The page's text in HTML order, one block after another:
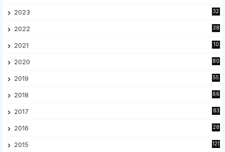
2023
32
2022
38
2021
10
2020
80
2019
55
2018
66
2017
83
2016
28
2015
121